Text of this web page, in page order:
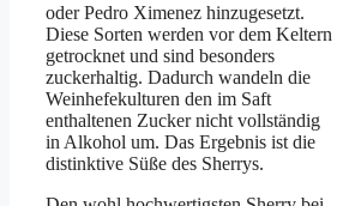
oder Pedro Ximenez hinzugesetzt.
Diese Sorten werden vor dem Keltern
getrocknet und sind besonders
zuckerhaltig. Dadurch wandeln die
Weinhefekulturen den im Saft
enthaltenen Zucker nicht vollständig
in Alkohol um. Das Ergebnis ist die
distinktive Süße des Sherrys.